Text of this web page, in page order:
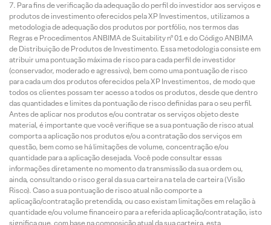
Para fins de verificação da adequação do perfil do investidor aos serviços e
produtos de investimento oferecidos pela XP Investimentos, utilizamos a
metodologia de adequação dos produtos por portfólio, nos termos das
Regras e Procedimentos ANBIMA de Suitability nº 01 e do Código ANBIMA
de Distribuição de Produtos de Investimento. Essa metodologia consiste em
atribuir uma pontuação máxima de risco para cada perfil de investidor
(conservador, moderado e agressivo), bem como uma pontuação de risco
para cada um dos produtos oferecidos pela XP Investimentos, de modo que
todos os clientes possam ter acesso a todos os produtos, desde que dentro
das quantidades e limites da pontuação de risco definidas para o seu perfil.
Antes de aplicar nos produtos e/ou contratar os serviços objeto deste
material, é importante que você verifique se a sua pontuação de risco atual
comporta a aplicação nos produtos e/ou a contratação dos serviços em
questão, bem como se há limitações de volume, concentração e/ou
quantidade para a aplicação desejada. Você pode consultar essas
informações diretamente no momento da transmissão da sua ordem ou,
ainda, consultando o risco geral da sua carteira na tela de carteira (Visão
Risco). Caso a sua pontuação de risco atual não comporte a
aplicação/contratação pretendida, ou caso existam limitações em relação à
quantidade e/ou volume financeiro para a referida aplicação/contratação, isto
significa que, com base na composição atual da sua carteira, esta